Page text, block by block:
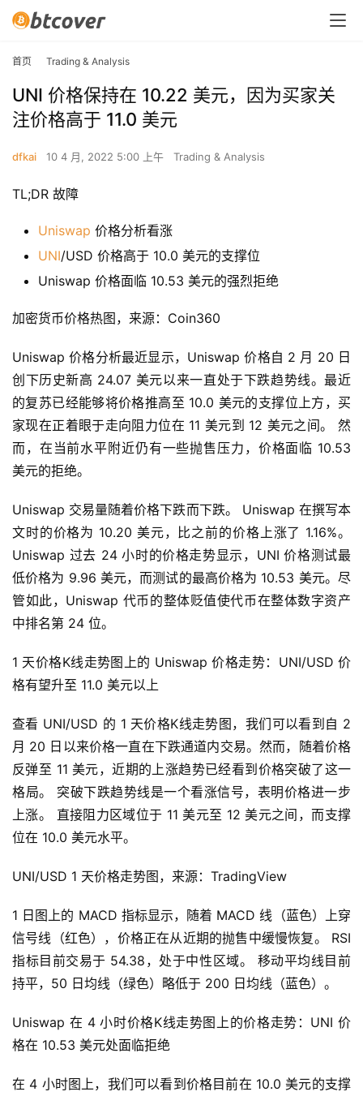
首页 Trading & Analysis
UNI 价格保持在 10.22 美元，因为买家关
注价格高于 11.0 美元
dfkai 10 4 月, 2022 5:00 上午 Trading & Analysis
TL;DR 故障
Uniswap 价格分析看涨
UNI/USD 价格高于 10.0 美元的支撑位
Uniswap 价格面临 10.53 美元的强烈拒绝
加密货币价格热图，来源：Coin360
Uniswap 价格分析最近显示，Uniswap 价格自 2 月 20 日
创下历史新高 24.07 美元以来一直处于下跌趋势线。最近
的复苏已经能够将价格推高至 10.0 美元的支撑位上方，买
家现在正着眼于走向阻力位在 11 美元到 12 美元之间。 然
而，在当前水平附近仍有一些抛售压力，价格面临 10.53
美元的拒绝。
Uniswap 交易量随着价格下跌而下跌。 Uniswap 在撰写本
文时的价格为 10.20 美元，比之前的价格上涨了 1.16%。
Uniswap 过去 24 小时的价格走势显示，UNI 价格测试最
低价格为 9.96 美元，而测试的最高价格为 10.53 美元。尽
管如此，Uniswap 代币的整体贬值使代币在整体数字资产
中排名第 24 位。
1 天价格K线走势图上的 Uniswap 价格走势：UNI/USD 价
格有望升至 11.0 美元以上
查看 UNI/USD 的 1 天价格K线走势图，我们可以看到自 2
月 20 日以来价格一直在下跌通道内交易。然而，随着价格
反弹至 11 美元，近期的上涨趋势已经看到价格突破了这一
格局。 突破下跌趋势线是一个看涨信号，表明价格进一步
上涨。 直接阻力区域位于 11 美元至 12 美元之间，而支撑
位在 10.0 美元水平。
UNI/USD 1 天价格走势图，来源：TradingView
1 日图上的 MACD 指标显示，随着 MACD 线（蓝色）上穿
信号线（红色），价格正在从近期的抛售中缓慢恢复。 RSI
指标目前交易于 54.38，处于中性区域。 移动平均线目前
持平，50 日均线（绿色）略低于 200 日均线（蓝色）。
Uniswap 在 4 小时价格K线走势图上的价格走势：UNI 价
格在 10.53 美元处面临拒绝
在 4 小时图上，我们可以看到价格目前在 10.0 美元的支撑